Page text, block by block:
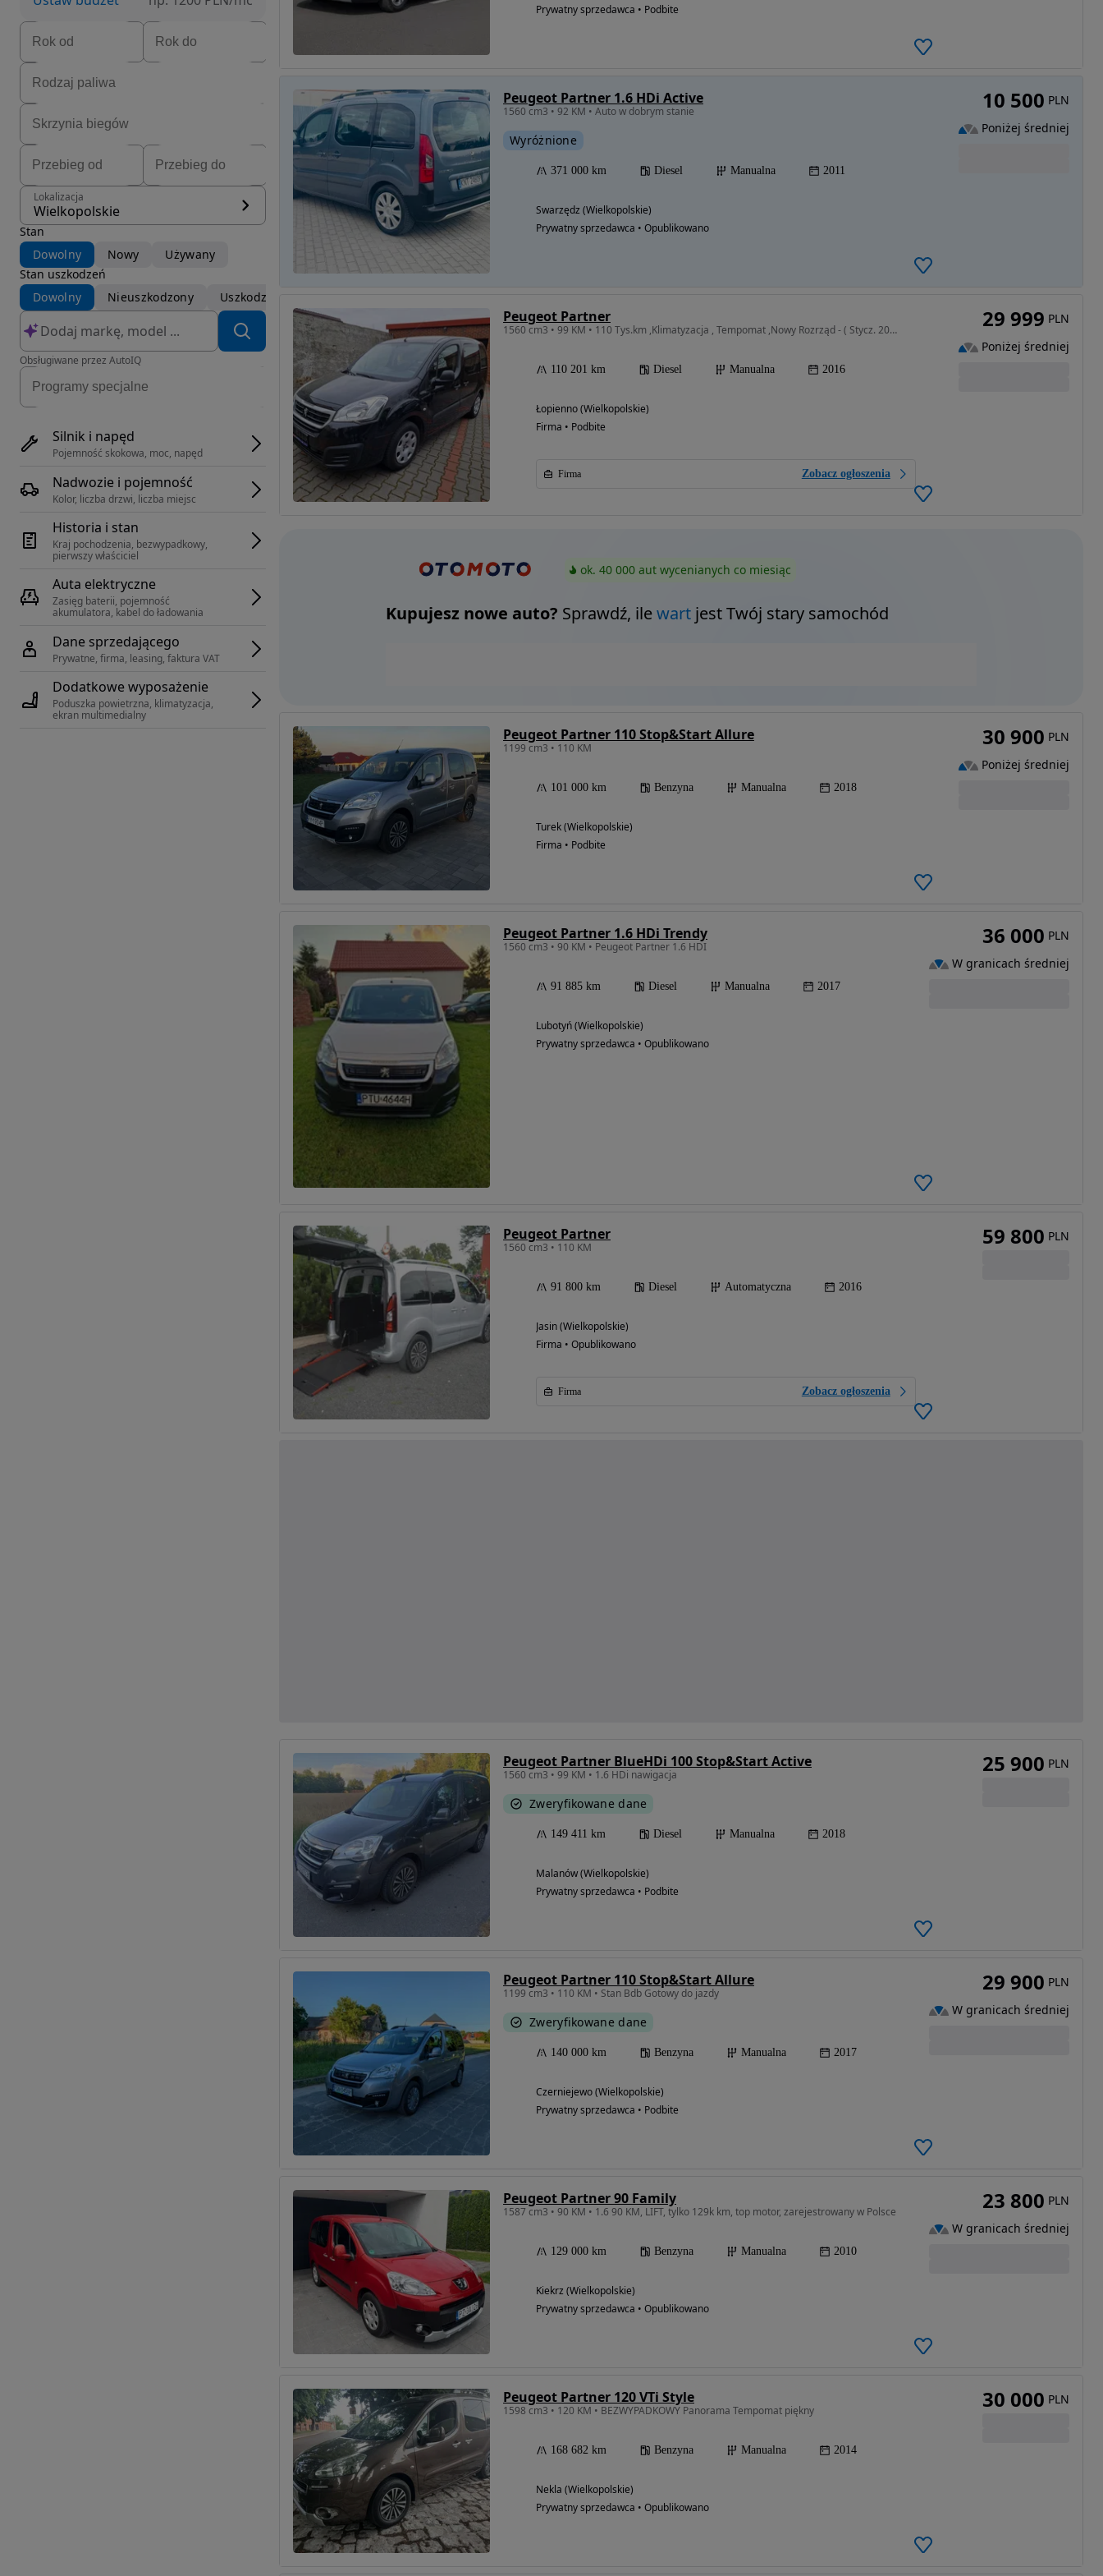
Lokalizacja
Wielkopolskie
Stan
Dowolny
Nowy
Używany
Stan uszkodzeń
Dowolny
Nieuszkodzony Uszkodzony
Obsługiwane przez AutoIQ
Silnik i napęd
Pojemność skokowa, moc, napęd
Nadwozie i pojemność
Kolor, liczba drzwi, liczba miejsc
Historia i stan
Kraj pochodzenia, bezwypadkowy,
pierwszy właściciel
Auta elektryczne
Zasięg baterii, pojemność
akumulatora, kabel do ładowania
Dane sprzedającego
Prywatne, firma, leasing, faktura VAT
Dodatkowe wyposażenie
Poduszka powietrzna, klimatyzacja,
ekran multimedialny
Prywatny sprzedawca • Podbite
Peugeot Partner 1.6 HDi Active
1560 cm3 • 92 KM • Auto w dobrym stanie
Wyróżnione
371 000 km Diesel Manualna 2011
Swarzędz (Wielkopolskie)
Prywatny sprzedawca • Opublikowano
10 500 PLN
Poniżej średniej
Peugeot Partner
1560 cm3 • 99 KM • 110 Tys.km ,Klimatyzacja , Tempomat ,Nowy Rozrząd - ( Stycz. 2026r)
110 201 km Diesel Manualna 2016
Łopienno (Wielkopolskie)
Firma • Podbite
Firma Zobacz ogłoszenia
29 999 PLN
Poniżej średniej
ok. 40 000 aut wycenianych co miesiąc
Kupujesz nowe auto? Sprawdź, ilewartjest Twój stary samochód
Peugeot Partner 110 Stop&Start Allure
1199 cm3 • 110 KM
101 000 km Benzyna Manualna 2018
Turek (Wielkopolskie)
Firma • Podbite
30 900 PLN
Poniżej średniej
Peugeot Partner 1.6 HDi Trendy
1560 cm3 • 90 KM • Peugeot Partner 1.6 HDI
91 885 km Diesel Manualna 2017
Lubotyń (Wielkopolskie)
Prywatny sprzedawca • Opublikowano
36 000 PLN
W granicach średniej
Peugeot Partner
1560 cm3 • 110 KM
91 800 km Diesel Automatyczna 2016
Jasin (Wielkopolskie)
Firma • Opublikowano
Firma Zobacz ogłoszenia
59 800 PLN
Peugeot Partner BlueHDi 100 Stop&Start Active
1560 cm3 • 99 KM • 1.6 HDi nawigacja
Zweryfikowane dane
149 411 km Diesel Manualna 2018
Malanów (Wielkopolskie)
Prywatny sprzedawca • Podbite
25 900 PLN
Peugeot Partner 110 Stop&Start Allure
1199 cm3 • 110 KM • Stan Bdb Gotowy do jazdy
Zweryfikowane dane
140 000 km Benzyna Manualna 2017
Czerniejewo (Wielkopolskie)
Prywatny sprzedawca • Podbite
29 900 PLN
W granicach średniej
Peugeot Partner 90 Family
1587 cm3 • 90 KM • 1.6 90 KM, LIFT, tylko 129k km, top motor, zarejestrowany w Polsce
129 000 km Benzyna Manualna 2010
Kiekrz (Wielkopolskie)
Prywatny sprzedawca • Opublikowano
23 800 PLN
W granicach średniej
Peugeot Partner 120 VTi Style
1598 cm3 • 120 KM • BEZWYPADKOWY Panorama Tempomat piękny
168 682 km Benzyna Manualna 2014
Nekla (Wielkopolskie)
Prywatny sprzedawca • Opublikowano
30 000 PLN